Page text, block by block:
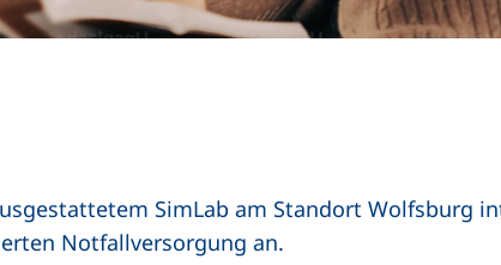
SimLab am Standort Wolfsburg
Notfallversorgung an.